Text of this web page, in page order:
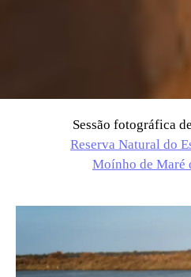
Sessão fotográfica
Reserva Natural do
Moínho de Maré